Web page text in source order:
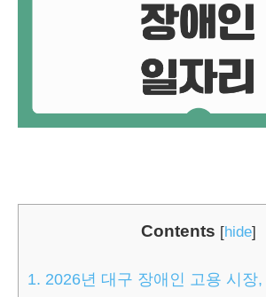
Contents [hide]
1. 2026년 대구 장애인 고용 시장